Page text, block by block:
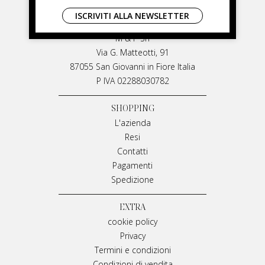
LIVIANA MIRARCHI
M & P Srl
Via G. Matteotti, 91
87055 San Giovanni in Fiore Italia
P IVA 02288030782
SHOPPING
L'azienda
Resi
Contatti
Pagamenti
Spedizione
EXTRA
cookie policy
Privacy
Termini e condizioni
ISCRIVITI ALLA NEWSLETTER